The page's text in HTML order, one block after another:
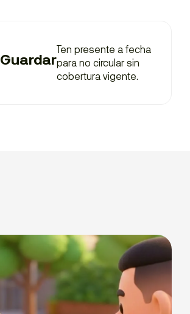
Guardar
Ten presente a fecha
para no circular sin
cobertura vigente.